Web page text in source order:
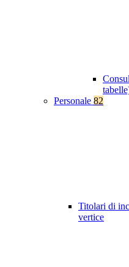
Personale 82
Titolari di
vertice